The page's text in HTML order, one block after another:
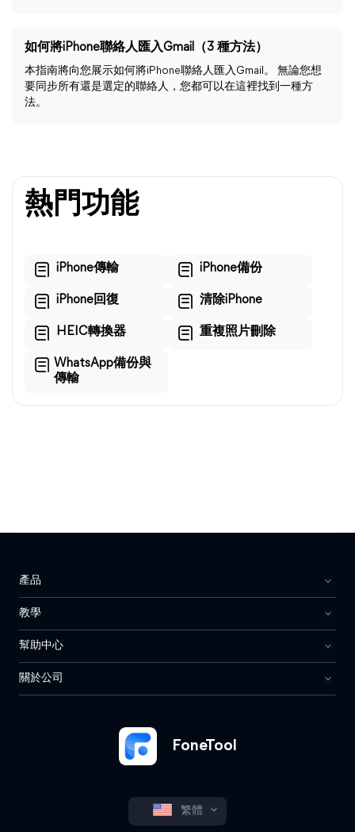
如何將iPhone聯絡人匯入Gmail（3 種方法）
本指南將向您展示如何將iPhone聯絡人匯入Gmail。 無論您想
要同步所有還是選定的聯絡人，您都可以在這裡找到一種方
法。
熱門功能
iPhone傳輸 iPhone備份
iPhone回復 清除iPhone
HEIC轉換器 重複照片刪除
WhatsApp備份與
傳輸
FoneTool
繁體
產品
教學
幫助中心
關於公司